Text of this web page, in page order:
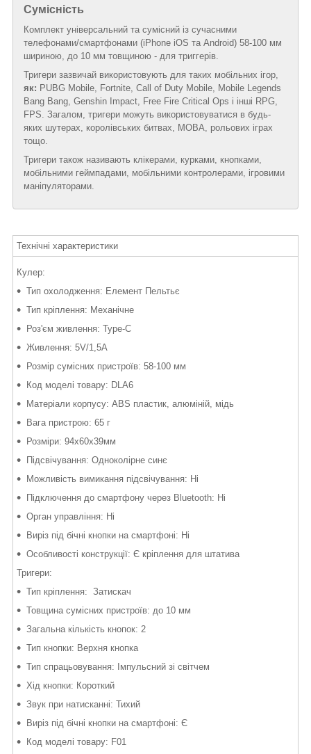
Сумісність
Комплект універсальний та сумісний із сучасними
телефонами/смартфонами (iPhone iOS та Android) 58-100 мм
шириною, до 10 мм товщиною - для триггерів.
Тригери зазвичай використовують для таких мобільних ігор,
як: PUBG Mobile, Fortnite, Call of Duty Mobile, Mobile Legends
Bang Bang, Genshin Impact, Free Fire Critical Ops і інші RPG,
FPS. Загалом, тригери можуть використовуватися в будь-
яких шутерах, королівських битвах, MOBA, рольових іграх
тощо.
Тригери також називають клікерами, курками, кнопками,
мобільними геймпадами, мобільними контролерами, ігровими
маніпуляторами.
Технічні характеристики
Кулер:
Тип охолодження: Елемент Пельтьє
Тип кріплення: Механічне
Роз'єм живлення: Type-C
Живлення: 5V/1,5A
Розмір сумісних пристроїв: 58-100 мм
Код моделі товару: DLA6
Матеріали корпусу: ABS пластик, алюміній, мідь
Вага пристрою: 65 г
Розміри: 94х60х39мм
Підсвічування: Одноколірне синє
Можливість вимикання підсвічування: Ні
Підключення до смартфону через Bluetooth: Ні
Орган управління: Ні
Виріз під бічні кнопки на смартфоні: Ні
Особливості конструкції: Є кріплення для штатива
Тригери:
Тип кріплення: Затискач
Товщина сумісних пристроїв: до 10 мм
Загальна кількість кнопок: 2
Тип кнопки: Верхня кнопка
Тип спрацьовування: Імпульсний зі світчем
Хід кнопки: Короткий
Звук при натисканні: Тихий
Виріз під бічні кнопки на смартфоні: Є
Код моделі товару: F01